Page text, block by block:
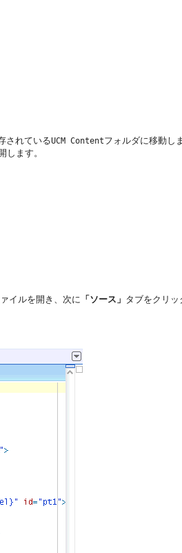
されているUCM Contentフォルダに移動し
します。
イルを開き、次に 「ソース」 タブをクリッ